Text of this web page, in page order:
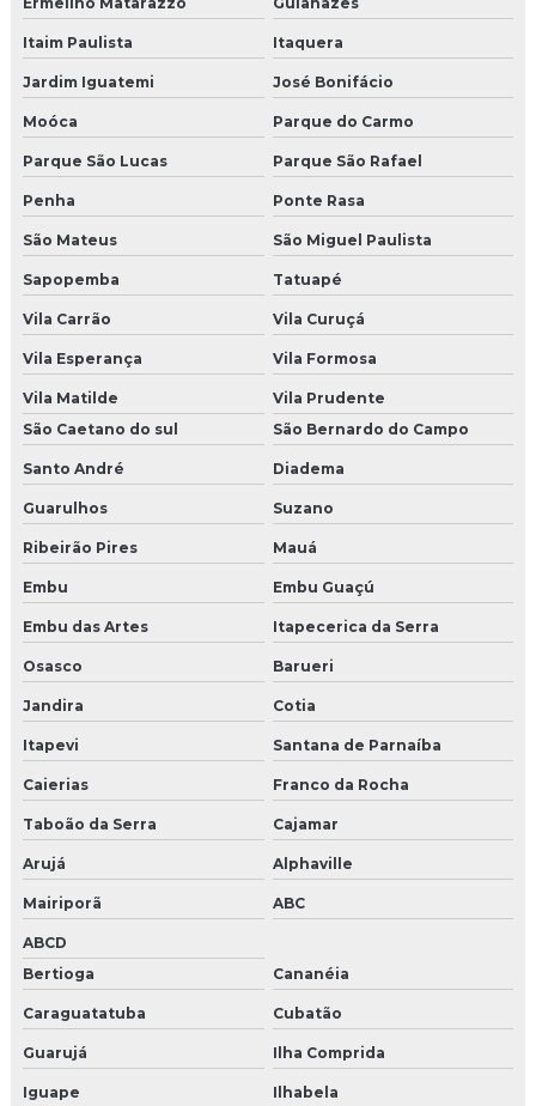
Produtora de eventos corporativos em sp
Produtora de shows e eventos sp
Agencia campanha de incentivo
Agencia de endomarketing
Agencia de endomarketing sp
Agencia de incentivo
Empresa de brindes corporativos
Empresa de brindes personalizados sp
Agencia de live marketing
Empresas de brindes promocionais
Empresa que faz pet park
Pet park comprar
Empresas de brindes
Produtora de shows e eventos
Empresas de shows e eventos em sp
Produtora de eventos corporativos são paulo
Agencia de criação
Agencia de eventos em campinas
Empresa de criação de publicidade
Empresas cenografia em campinas
Gerenciamento de redes sociais para empresas
Itaim Paulista Itaquera
Jardim Iguatemi José Bonifácio
Moóca Parque do Carmo
Parque São Lucas Parque São Rafael
Penha Ponte Rasa
São Mateus São Miguel Paulista
Sapopemba Tatuapé
Vila Carrão Vila Curuçá
Vila Esperança Vila Formosa
Vila Matilde
Vila Prudente
São Caetano do sul
São Bernardo do Campo
Santo André Diadema
Guarulhos Suzano
Ribeirão Pires Mauá
Embu Embu Guaçú
Embu das Artes Itapecerica da Serra
Osasco Barueri
Jandira Cotia
Itapevi Santana de Parnaíba
Caierias Franco da Rocha
Taboão da Serra Cajamar
Arujá Alphaville
Mairiporã ABC
ABCD
Bertioga
Cananéia
Caraguatatuba Cubatão
Guarujá Ilha Comprida
Iguape Ilhabela